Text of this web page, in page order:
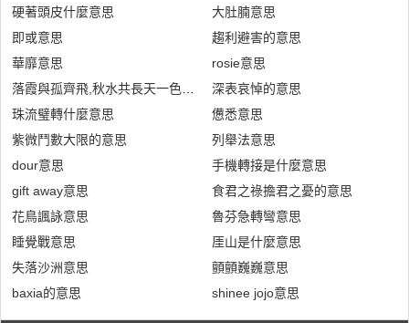
硬著頭皮什麼意思
即或意思
華靡意思
落霞與孤齊飛,秋水共長天一色是什麼意思
珠流璧轉什麼意思
紫微鬥數大限的意思
dour意思
gift away意思
花鳥諷詠意思
睡覺戰意思
失落沙洲意思
baxia的意思
大肚腩意思
趨利避害的意思
rosie意思
深表哀悼的意思
憊悉意思
列舉法意思
手機轉接是什麼意思
食君之祿擔君之憂的意思
魯芬急轉彎意思
厓山是什麼意思
顫顫巍巍意思
shinee jojo意思